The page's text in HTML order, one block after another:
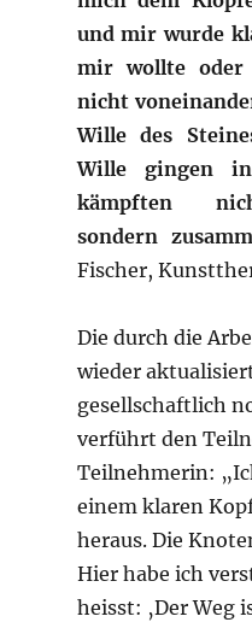
und mir wurde
mir wollte oder
nicht
Wille des
Wille gingen
kämpften
sondern
Fischer,
Die durch die
wieder
gesellschaftlich
verführt den
Teilnehmerin:
einem klaren
heraus. Die
Hier habe ich
heisst: ‚Der Weg